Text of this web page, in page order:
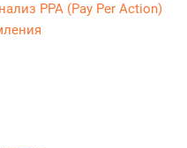
PPA (Pay Per Action)